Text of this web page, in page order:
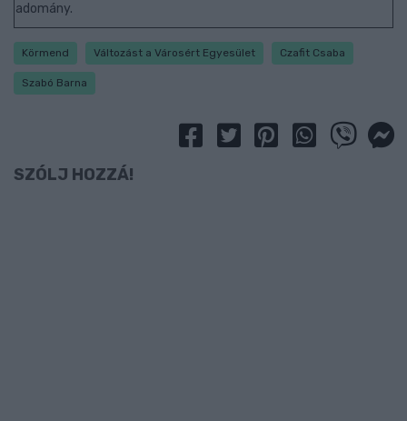
adomány.
Körmend Változást a Városért Egyesület Czafit Csaba
Szabó Barna
SZÓLJ HOZZÁ!